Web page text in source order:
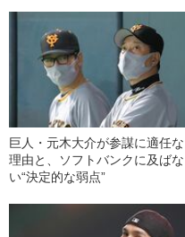
巨人・元木大介が参謀に適任な
理由と、ソフトバンクに及ばな
い“決定的な弱点”